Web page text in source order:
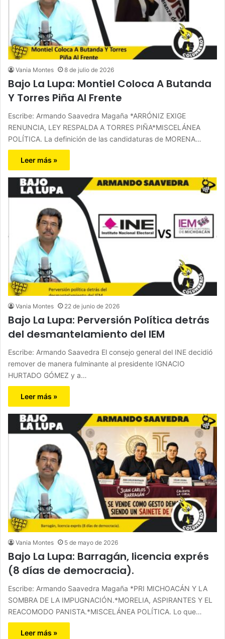
Vania Montes 8 de julio de 2026
Bajo La Lupa: Montiel Coloca A Butanda
Y Torres Piña Al Frente
Escribe: Armando Saavedra Magaña *ARRÓNIZ EXIGE
RENUNCIA, LEY RESPALDA A TORRES PIÑA*MISCELÁNEA
POLÍTICA. La definición de las candidaturas de MORENA…
Leer más »
Vania Montes 22 de junio de 2026
Bajo La Lupa: Perversión Política detrás
del desmantelamiento del IEM
Escribe: Armando Saavedra El consejo general del INE decidió
remover de manera fulminante al presidente IGNACIO
HURTADO GÓMEZ y a…
Leer más »
Vania Montes 5 de mayo de 2026
Bajo La Lupa: Barragán, licencia exprés
(8 días de democracia).
Escribe: Armando Saavedra Magaña *PRI MICHOACÁN Y LA
SOMBRA DE LA IMPUGNACIÓN.*MORELIA, ASPIRANTES Y EL
REACOMODO PANISTA.*MISCELÁNEA POLÍTICA. Lo que…
Leer más »